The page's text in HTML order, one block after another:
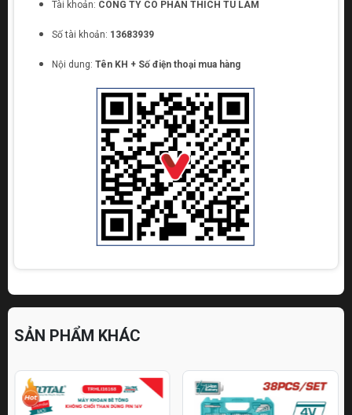
Tài khoản: CONG TY CO PHAN THICH TU LAM
Số tài khoản: 13683939
Nội dung: Tên KH + Số điện thoại mua hàng
SẢN PHẨM KHÁC